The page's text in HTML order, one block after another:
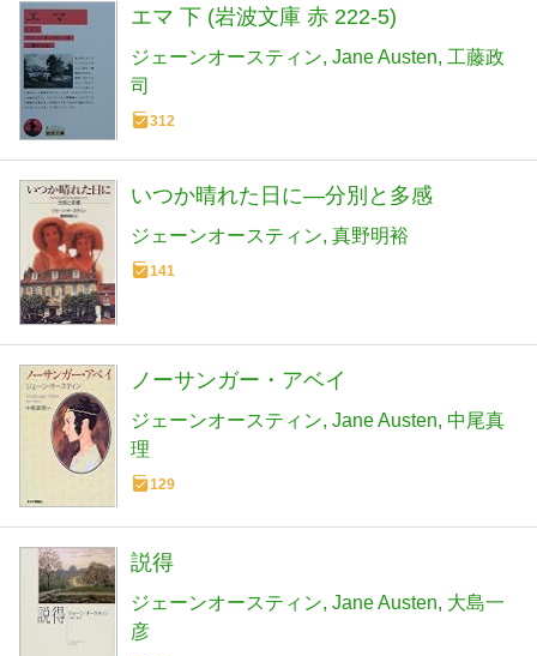
エマ 下 (岩波文庫 赤 222-5)
ジェーンオースティン Jane Austen 工藤政
司
312
いつか晴れた日に―分別と多感
ジェーンオースティン 真野明裕
141
ノーサンガー・アベイ
ジェーンオースティン Jane Austen 中尾真
理
129
説得
ジェーンオースティン Jane Austen 大島一
彦